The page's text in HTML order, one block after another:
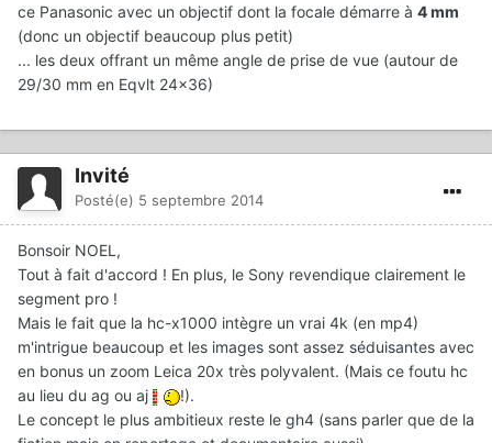
ce Panasonic avec un objectif dont la focale démarre à 4 mm
(donc un objectif beaucoup plus petit)
... les deux offrant un même angle de prise de vue (autour de
29/30 mm en Eqvlt 24x36)
Invité
Posté(e) 5 septembre 2014
Bonsoir NOEL,
Tout à fait d'accord ! En plus, le Sony revendique clairement le
segment pro !
Mais le fait que la hc-x1000 intègre un vrai 4k (en mp4)
m'intrigue beaucoup et les images sont assez séduisantes avec
en bonus un zoom Leica 20x très polyvalent. (Mais ce foutu hc
au lieu du ag ou aj
!).
Le concept le plus ambitieux reste le gh4 (sans parler que de la